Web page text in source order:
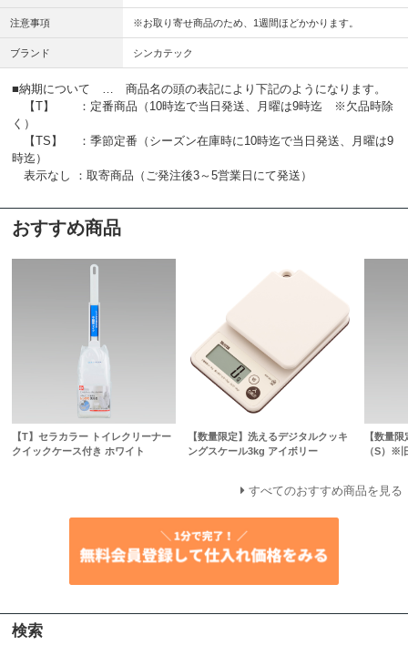
注意事項 ※お取り寄せ商品のため、1週間ほどかかります。
ブランド シンカテック
■納期について … 商品名の頭の表記により下記のようになります。
【T】 ：定番商品（10時迄で当日発送、月曜は9時迄 ※欠品時除
く）
【TS】 ：季節定番（シーズン在庫時に10時迄で当日発送、月曜は9
時迄）
表示なし ：取寄商品（ご発注後3～5営業日にて発送）
おすすめ商品
【T】セラカラー トイレクリーナー
クイックケース付き ホワイト
【数量限定】洗えるデジタルクッキ
ングスケール3kg アイボリー
【数量
（S）※
すべてのおすすめ商品を見る
検索